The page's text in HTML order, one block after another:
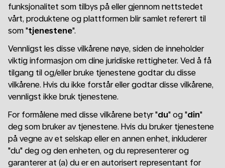
funksjonalitet som tilbys på eller gjennom nettstedet
vårt, produktene og plattformen blir samlet referert til
som "tjenestene".
Vennligst les disse vilkårene nøye, siden de inneholder
viktig informasjon om dine juridiske rettigheter. Ved å få
tilgang til og/eller bruke tjenestene godtar du disse
vilkårene. Hvis du ikke forstår eller godtar disse vilkårene,
vennligst ikke bruk tjenestene.
For formålene med disse vilkårene betyr "du" og "din"
deg som bruker av tjenestene. Hvis du bruker tjenestene
på vegne av et selskap eller en annen enhet, inkluderer
"du" deg og den enheten, og du representerer og
garanterer at (a) du er en autorisert representant for